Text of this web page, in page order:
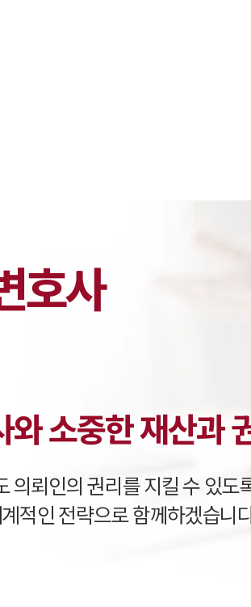
호사
와 소중한 재산과
의뢰인의 권리를 지킬 수 있도
적인 전략으로 함께하겠습니